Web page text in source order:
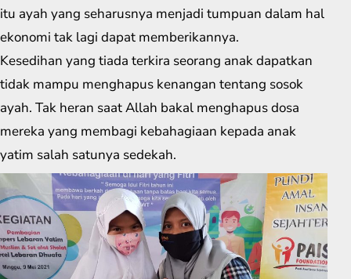
itu ayah yang seharusnya menjadi tumpuan dalam hal
ekonomi tak lagi dapat memberikannya.
Kesedihan yang tiada terkira seorang anak dapatkan
tidak mampu menghapus kenangan tentang sosok
ayah. Tak heran saat Allah bakal menghapus dosa
mereka yang membagi kebahagiaan kepada anak
yatim salah satunya sedekah.